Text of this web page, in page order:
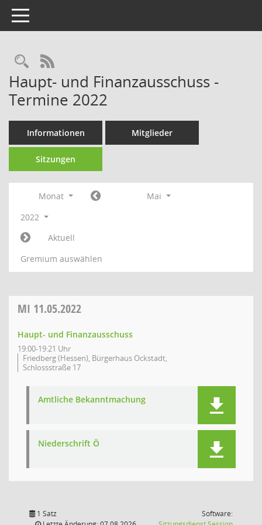
Toggle navigation
Rechercheauswahl
RSS-Feed
Haupt- und Finanzausschuss -
Termine 2022
Informationen Mitglieder
Sitzungen
Monat
Mai
2022
Aktuell
Gremium auswählen
MI 11.05.2022
Haupt- und Finanzausschuss
19:00-19:21 Uhr
Friedberg (Hessen), Bürgerhaus Ockstadt,
Schlossstraße 17
Amtliche Bekanntmachung
Niederschrift Ö
1 Satz
Software: